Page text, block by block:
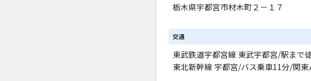
栃木県宇都宮市材木町２－１７
交通
東武鉄道宇都宮線 東武宇都宮/駅まで
東北新幹線 宇都宮/バス乗車11分/関